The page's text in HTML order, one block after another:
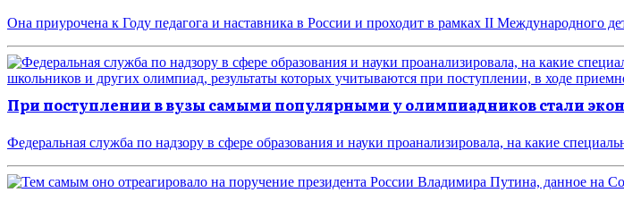
Она приурочена к Году педагога и наставника в России и проходит в рамках II Международного
При поступлении в вузы самыми популярными у олимпиадников стали
Федеральная служба по надзору в сфере образования и науки проанализировала, на какие